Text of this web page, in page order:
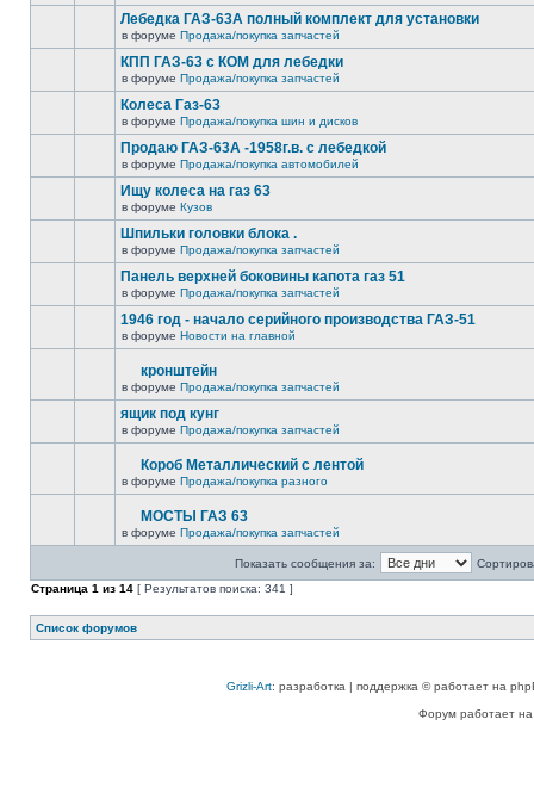
Лебедка ГАЗ-63А полный комплект для установки
в форуме Продажа/покупка запчастей
КПП ГАЗ-63 с КОМ для лебедки
в форуме Продажа/покупка запчастей
Колеса Газ-63
в форуме Продажа/покупка шин и дисков
Продаю ГАЗ-63А -1958г.в. с лебедкой
в форуме Продажа/покупка автомобилей
Ищу колеса на газ 63
в форуме Кузов
Шпильки головки блока .
в форуме Продажа/покупка запчастей
Панель верхней боковины капота газ 51
в форуме Продажа/покупка запчастей
1946 год - начало серийного производства ГАЗ-51
в форуме Новости на главной
кронштейн
в форуме Продажа/покупка запчастей
ящик под кунг
в форуме Продажа/покупка запчастей
Короб Металлический с лентой
в форуме Продажа/покупка разного
МОСТЫ ГАЗ 63
в форуме Продажа/покупка запчастей
Показать сообщения за:
Страница 1 из 14 [ Результатов поиска: 341 ]
Список форумов
Grizli-Art: разработка | поддержка © работает на
Форум работает